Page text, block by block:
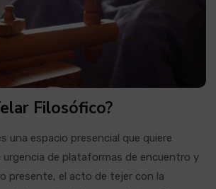
Filosófico?
una espacio presencial que quiere
urgencia de plataformas de encuentro y
presente, el acto de tejer con la